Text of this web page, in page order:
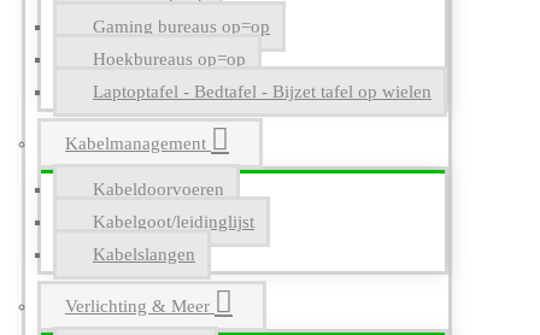
Gaming bureaus op=op
Hoekbureaus op=op
Laptoptafel - Bedtafel - Bijzet tafel op wielen
Kabelmanagement
Kabeldoorvoeren
Kabelgoot/leidinglijst
Kabelslangen
Verlichting & Meer